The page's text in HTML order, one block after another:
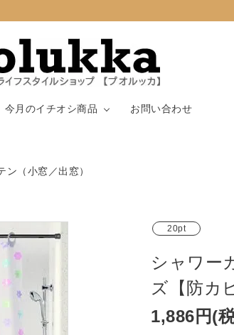
ラグ
メッコ
・ラーソ
ジョセフ・ジ
今月のイチオシ商品 お問い合わせ
ン（小窓／出窓）
20pt
シャワー
ズ【防カ
1,886円(